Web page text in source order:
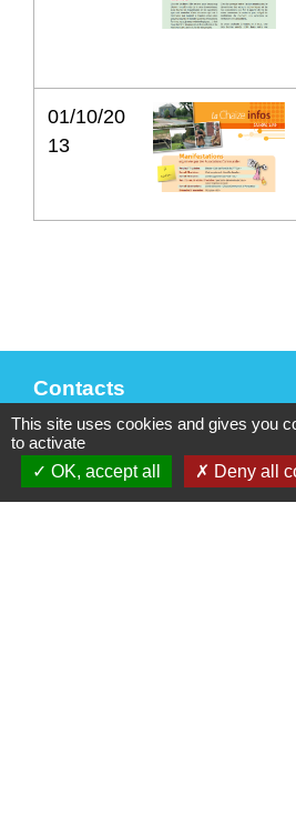
01/10/20
13
Contacts
Mairie de La Chaize-le-Vicomte
4 rue des Noyers
85310 La Chaize-le-Vicomte -
This site uses cookies and gives you
to activate
OK, accept all
Deny all